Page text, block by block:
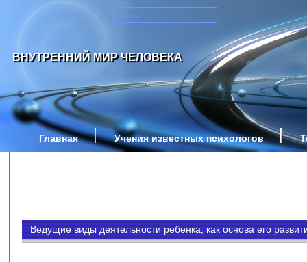
ВНУТРЕННИЙ МИР ЧЕЛОВЕКА
Главная Учения известных психологов
Ведущие виды деятельности ребенка, как основа его